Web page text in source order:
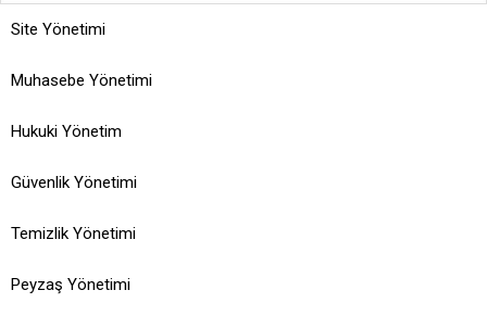
Site Yönetimi
Muhasebe Yönetimi
Hukuki Yönetim
Güvenlik Yönetimi
Temizlik Yönetimi
Peyzaş Yönetimi